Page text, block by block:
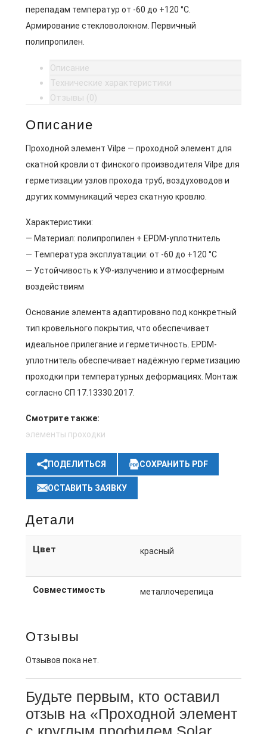
перепадам температур от -60 до +120 °C.
Армирование стекловолокном. Первичный
полипропилен.
Описание
Технические характеристики
Отзывы (0)
Описание
Проходной элемент Vilpe — проходной элемент для
скатной кровли от финского производителя Vilpe для
герметизации узлов прохода труб, воздуховодов и
других коммуникаций через скатную кровлю.
Характеристики:
— Материал: полипропилен + EPDM-уплотнитель
— Температура эксплуатации: от -60 до +120 °C
— Устойчивость к УФ-излучению и атмосферным
воздействиям
Основание элемента адаптировано под конкретный
тип кровельного покрытия, что обеспечивает
идеальное прилегание и герметичность. EPDM-
уплотнитель обеспечивает надёжную герметизацию
проходки при температурных деформациях. Монтаж
согласно СП 17.13330.2017.
Смотрите также:
элементы проходки
ПОДЕЛИТЬСЯ СОХРАНИТЬ PDF
ОСТАВИТЬ ЗАЯВКУ
Детали
Цвет красный
Совместимость металлочерепица
Отзывы
Отзывов пока нет.
Будьте первым, кто оставил
отзыв на «Проходной элемент